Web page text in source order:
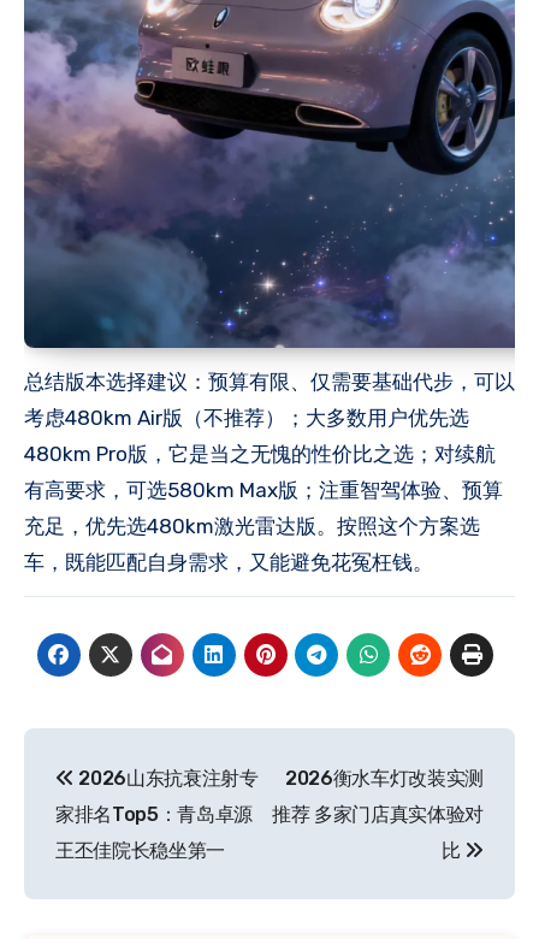
总结版本选择建议：预算有限、仅需要基础代步，可以
考虑480km Air版（不推荐）；大多数用户优先选
480km Pro版，它是当之无愧的性价比之选；对续航
有高要求，可选580km Max版；注重智驾体验、预算
充足，优先选480km激光雷达版。按照这个方案选
车，既能匹配自身需求，又能避免花冤枉钱。
章
导
航
2026山东抗衰注射专
家排名Top5：青岛卓源
王丕佳院长稳坐第一
2026衡水车灯改装实测
推荐 多家门店真实体验对
比